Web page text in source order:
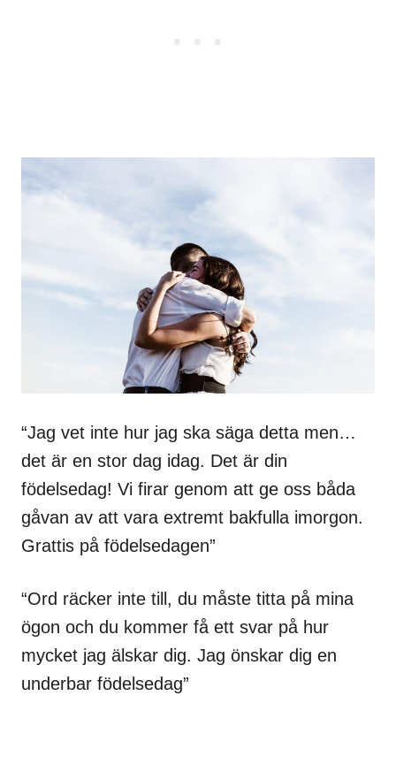
“Jag vet inte hur jag ska säga detta men…
det är en stor dag idag. Det är din
födelsedag! Vi firar genom att ge oss båda
gåvan av att vara extremt bakfulla imorgon.
Grattis på födelsedagen”
“Ord räcker inte till, du måste titta på mina
ögon och du kommer få ett svar på hur
mycket jag älskar dig. Jag önskar dig en
underbar födelsedag”